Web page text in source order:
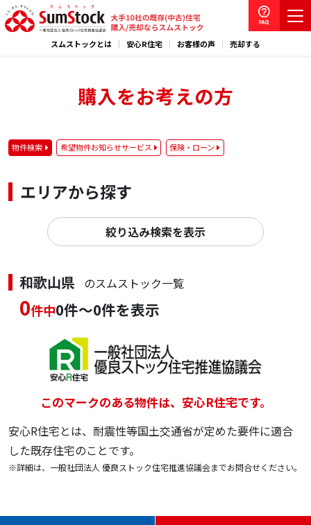
スムストックとは 安心R住宅 お客様の声 売却する
購入をお考えの方
物件検索 希望物件お知らせサービス 保険・ローン
エリアから探す
絞り込み検索を表示
和歌山県 のスムストック一覧
0件中0件～0件を表示
このマークのある物件は、安心R住宅です。
安心R住宅とは、耐震性等国土交通省が定めた要件に適合
した既存住宅のことです。
※詳細は、一般社団法人 優良ストック住宅推進協議会までお問合せください。